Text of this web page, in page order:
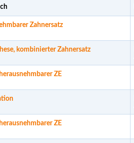
Zahnersatz
kombinierter Zahnersatz
ZE
ZE